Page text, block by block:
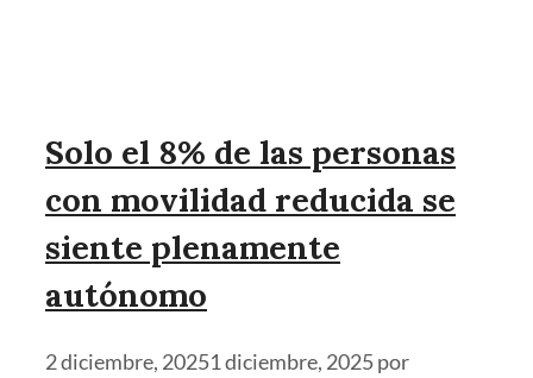
Solo el 8% de las personas
con movilidad reducida se
siente plenamente
autónomo
2 diciembre, 20251 diciembre, 2025por